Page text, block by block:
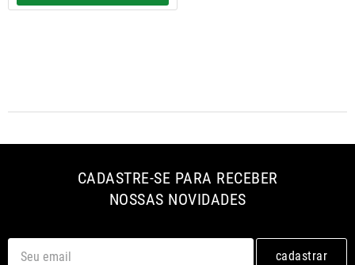
CADASTRE-SE PARA RECEBER
NOSSAS NOVIDADES
cadastrar